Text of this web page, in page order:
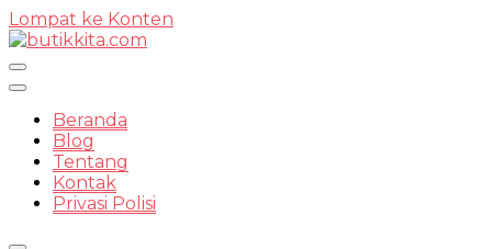
Lompat ke Konten
Beranda
Blog
Tentang
Kontak
Privasi Polisi